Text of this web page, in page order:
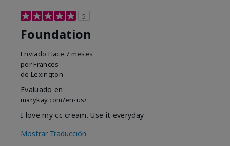
5
Foundation
Enviado Hace 7 meses
por Frances
de Lexington
Evaluado en
marykay.com/en-us/
I love my cc cream. Use it everyday
Mostrar Traducción